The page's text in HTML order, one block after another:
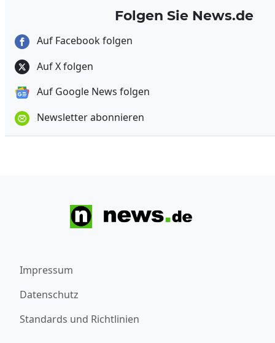
Folgen Sie News.de
Auf Facebook folgen
Auf X folgen
Auf Google News folgen
Newsletter abonnieren
Impressum
Datenschutz
Standards und Richtlinien